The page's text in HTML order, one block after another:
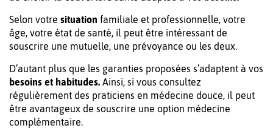
Selon votre situation familiale et professionnelle, votre
âge, votre état de santé, il peut être intéressant de
souscrire une mutuelle, une prévoyance ou les deux.
D’autant plus que les garanties proposées s’adaptent à vos
besoins et habitudes. Ainsi, si vous consultez
régulièrement des praticiens en médecine douce, il peut
être avantageux de souscrire une option médecine
complémentaire.